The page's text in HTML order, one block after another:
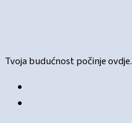
Tvoja budućnost počinje ovdje.